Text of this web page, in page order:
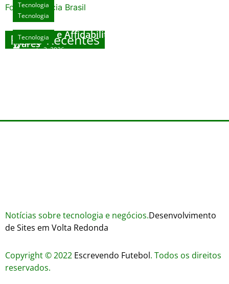
Fonte: Agencia Brasil
Posts Recentes
Tecnologia
Unlock Exclusive Rewards at The Big Dog
House
agosto 3, 2026
Tecnologia
Sicurezza e Affidabilità di Mr Nulls Wicked
Wares
Tecnologia
Tecnologia
Notícias sobre tecnologia e negócios.Desenvolvimento
de Sites em Volta Redonda
Copyright © 2022 Escrevendo Futebol. Todos os direitos
reservados.